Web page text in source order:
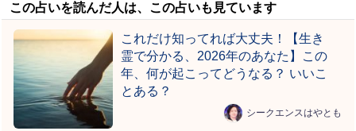
この占いを読んだ人は、この占いも見ています
これだけ知ってれば大丈夫！【生き
霊で分かる、2026年のあなた】この
年、何が起こってどうなる？ いいこ
とある？
シークエンスはやとも